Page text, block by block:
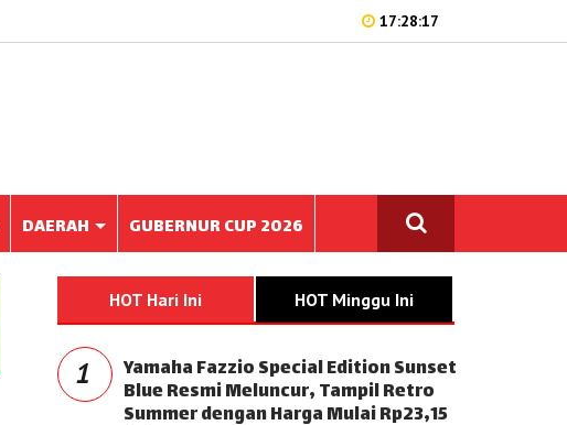
17:28:17
DAERAH GUBERNUR CUP 2026
HOT Hari Ini HOT Minggu Ini
1 Yamaha Fazzio Special Edition Sunset
Blue Resmi Meluncur, Tampil Retro
Summer dengan Harga Mulai Rp23,15